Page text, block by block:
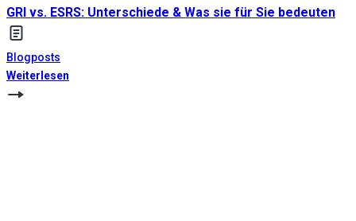
GRI vs. ESRS: Unterschiede & Was sie für Sie bedeuten
Blogposts
Weiterlesen